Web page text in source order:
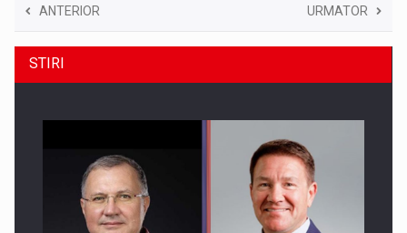
ANTERIOR URMATOR
STIRI